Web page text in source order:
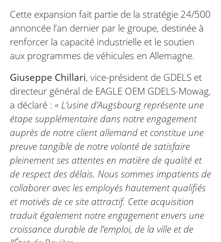
Cette expansion fait partie de la stratégie 24/500
annoncée l’an dernier par le groupe, destinée à
renforcer la capacité industrielle et le soutien
aux programmes de véhicules en Allemagne.
Giuseppe Chillari, vice-président de GDELS et
directeur général de EAGLE OEM GDELS-Mowag,
a déclaré : « L’usine d’Augsbourg représente une
étape supplémentaire dans notre engagement
auprès de notre client allemand et constitue une
preuve tangible de notre volonté de satisfaire
pleinement ses attentes en matière de qualité et
de respect des délais. Nous sommes impatients de
collaborer avec les employés hautement qualifiés
et motivés de ce site attractif. Cette acquisition
traduit également notre engagement envers une
croissance durable de l’emploi, de la ville et de